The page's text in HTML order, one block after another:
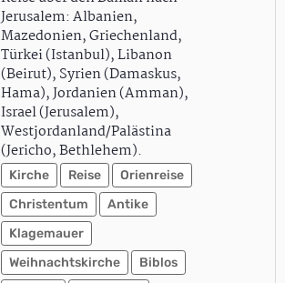
Jerusalem: Albanien,
Mazedonien, Griechenland,
Türkei (Istanbul), Libanon
(Beirut), Syrien (Damaskus,
Hama), Jordanien (Amman),
Israel (Jerusalem),
Westjordanland/Palästina
(Jericho, Bethlehem).
Kirche Reise
Orienreise
Christentum
Antike
Klagemauer
Weihnachtskirche
Biblos